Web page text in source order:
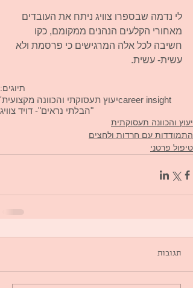
לי נדמה שבספרו צוויג ניתח את העובדים
מאחורי הקלעים הנהנים ממקומם, כקו
חשיבה לכל אלה המרגישים כי פרסמת ולא
עשית- עשית.
תיוגים:
career insightיעוץ תעסוקתי והכוונה מקצועית'
"הבלתי נראים"- דויד צוויג
יעוץ והכוונה תעסוקתית
התמודדות עם חרדות ולחצים
טיפול פרטני
תגובות